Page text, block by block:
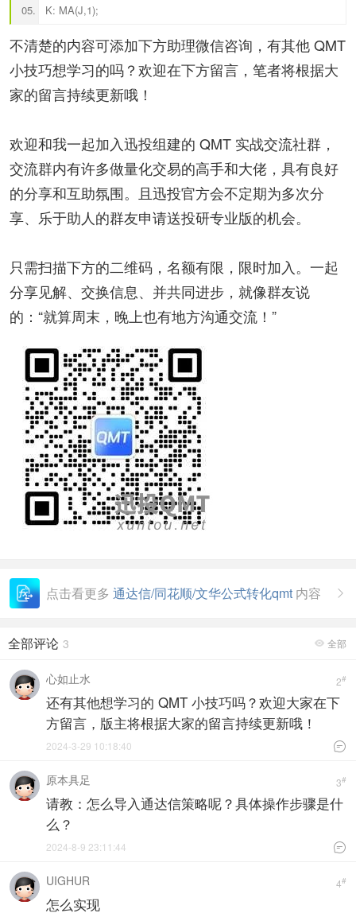
K: MA(J,1);
不清楚的内容可添加下方助理微信咨询，有其他 QMT
小技巧想学习的吗？欢迎在下方留言，笔者将根据大
家的留言持续更新哦！
欢迎和我一起加入迅投组建的 QMT 实战交流社群，
交流群内有许多做量化交易的高手和大佬，具有良好
的分享和互助氛围。且迅投官方会不定期为多次分
享、乐于助人的群友申请送投研专业版的机会。
只需扫描下方的二维码，名额有限，限时加入。一起
分享见解、交换信息、并共同进步，就像群友说
的：“就算周末，晚上也有地方沟通交流！”

点击看更多 通达信/同花顺/文华公式转化qmt 内容
 全部
全部评论 3
2#
心如止水
还有其他想学习的 QMT 小技巧吗？欢迎大家在下
方留言，版主将根据大家的留言持续更新哦！

2024-3-29 10:18:40
3#
原本具足
请教：怎么导入通达信策略呢？具体操作步骤是什
么？

2024-8-9 23:11:44
4#
UIGHUR
怎么实现